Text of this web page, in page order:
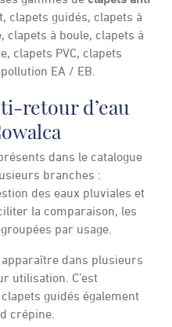
clapets guidés, clapets à
clapets à boule, clapets à
clapets PVC, clapets
EA / EB.
retour d’eau
dans le catalogue
branches :
des eaux pluviales et
la comparaison, les
par usage.
dans plusieurs
utilisation. C’est
guidés également
crépine.